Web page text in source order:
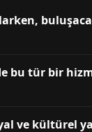
bu tür bir
ve kültürel